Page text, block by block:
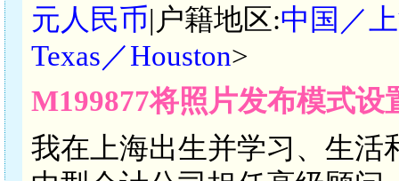
元人民币|户籍地区:中国／
Texas／Houston>
M199877将照片发布模式
我在上海出生并学习、生活